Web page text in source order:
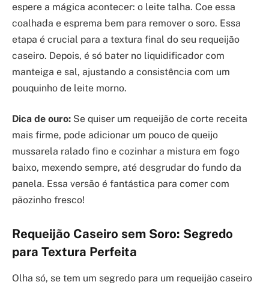
espere a mágica acontecer: o leite talha. Coe essa
coalhada e esprema bem para remover o soro. Essa
etapa é crucial para a textura final do seu requeijão
caseiro. Depois, é só bater no liquidificador com
manteiga e sal, ajustando a consistência com um
pouquinho de leite morno.
Dica de ouro: Se quiser um requeijão de corte receita
mais firme, pode adicionar um pouco de queijo
mussarela ralado fino e cozinhar a mistura em fogo
baixo, mexendo sempre, até desgrudar do fundo da
panela. Essa versão é fantástica para comer com
pãozinho fresco!
Requeijão Caseiro sem Soro: Segredo
para Textura Perfeita
Olha só, se tem um segredo para um requeijão caseiro